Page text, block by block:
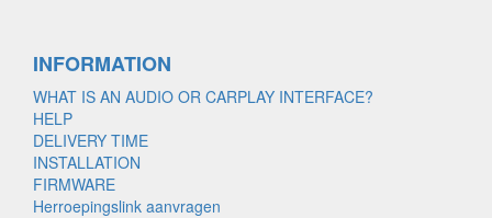
INFORMATION
WHAT IS AN AUDIO OR CARPLAY INTERFACE?
HELP
DELIVERY TIME
INSTALLATION
FIRMWARE
Herroepingslink aanvragen